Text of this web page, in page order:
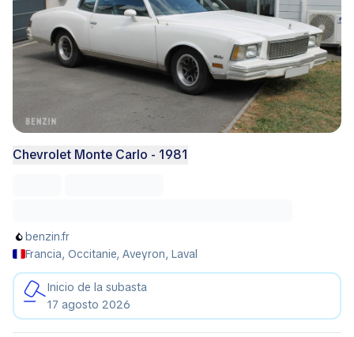
Chevrolet Monte Carlo - 1981
benzin.fr
Francia, Occitanie, Aveyron, Laval
Inicio de la subasta
17 agosto 2026